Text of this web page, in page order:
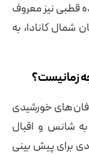
قطبی نیز معروف
شمال کانادا، به
زمانیست؟
های خورشیدی
شانس و اقبال
برای پیش بینی